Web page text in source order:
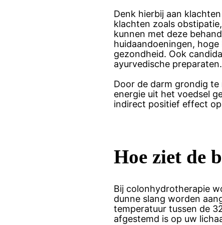
Denk hierbij aan
klachten zoals
kunnen met deze
huidaandoeningen,
gezondheid. Ook
ayurvedische preparaten.
Door de darm grondig
energie uit het voedsel
indirect positief effect
Hoe ziet de
Bij colonhydrotherapie
dunne slang worden
temperatuur tussen de
afgestemd is op uw